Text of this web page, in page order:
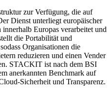
zur Verfügung, die auf
Dienst unterliegt europäischer
Europas verarbeitet und
die Portabilität und
Organisationen die
reduzieren und einen Vender
STACKIT ist nach dem BSI
anerkannten Benchmark auf
Sicherheit und Transparenz.